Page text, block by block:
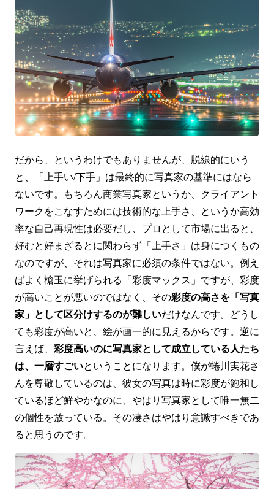
だから、というわけでもありませんが、脱線的にいう
と、「上手い/下手」は最終的に写真家の基準にはなら
ないです。もちろん商業写真家というか、クライアント
ワークをこなすためには技術的な上手さ、というか高効
率な自己再現性は必要だし、プロとして市場に出ると、
好むと好まざるとに関わらず「上手さ」は身につくもの
なのですが、それは写真家に必須の条件ではない。例え
ばよく槍玉に挙げられる「彩度マックス」ですが、彩度
が高いことが悪いのではなく、その彩度の高さを「写真
家」として区分けするのが難しいだけなんです。どうし
ても彩度が高いと、絵が画一的に見えるからです。逆に
言えば、 彩度高いのに写真家として成立している人たち
は、一層すごいということになります。僕が蜷川実花さ
んを尊敬しているのは、彼女の写真は時に彩度が飽和し
ているほど鮮やかなのに、やはり写真家として唯一無二
の個性を放っている。その凄さはやはり意識すべきであ
ると思うのです。